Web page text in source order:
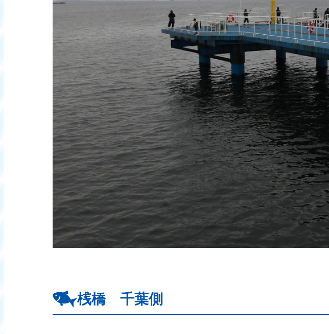
桟橋 千葉側